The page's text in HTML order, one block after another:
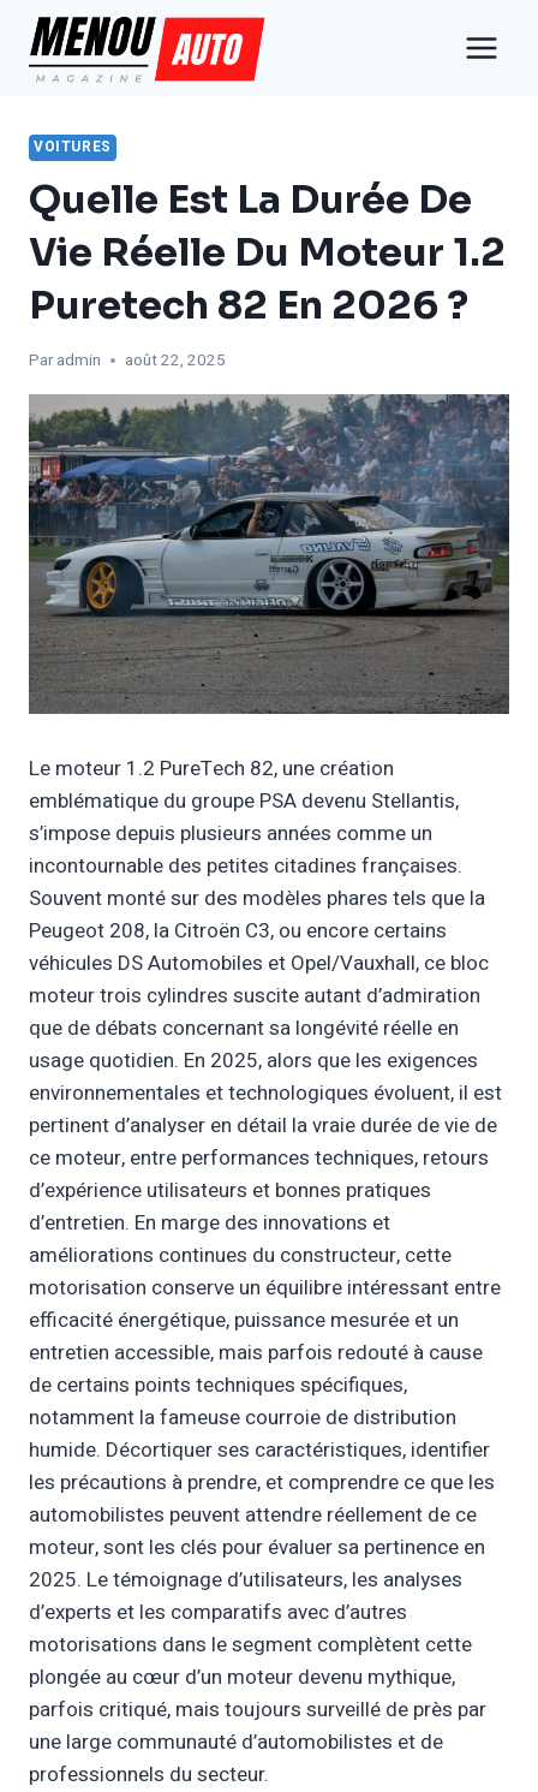
Aller
contenu
VOITURES
Quelle Est La Durée De
Vie Réelle Du Moteur 1.2
Puretech 82 En 2026 ?
Par admin août 22, 2025
Le moteur 1.2 PureTech 82, une création
emblématique du groupe PSA devenu Stellantis,
s’impose depuis plusieurs années comme un
incontournable des petites citadines françaises.
Souvent monté sur des modèles phares tels que la
Peugeot 208, la Citroën C3, ou encore certains
véhicules DS Automobiles et Opel/Vauxhall, ce bloc
moteur trois cylindres suscite autant d’admiration
que de débats concernant sa longévité réelle en
usage quotidien. En 2025, alors que les exigences
environnementales et technologiques évoluent, il est
pertinent d’analyser en détail la vraie durée de vie de
ce moteur, entre performances techniques, retours
d’expérience utilisateurs et bonnes pratiques
d’entretien. En marge des innovations et
améliorations continues du constructeur, cette
motorisation conserve un équilibre intéressant entre
efficacité énergétique, puissance mesurée et un
entretien accessible, mais parfois redouté à cause
de certains points techniques spécifiques,
notamment la fameuse courroie de distribution
humide. Décortiquer ses caractéristiques, identifier
les précautions à prendre, et comprendre ce que les
automobilistes peuvent attendre réellement de ce
moteur, sont les clés pour évaluer sa pertinence en
2025. Le témoignage d’utilisateurs, les analyses
d’experts et les comparatifs avec d’autres
motorisations dans le segment complètent cette
plongée au cœur d’un moteur devenu mythique,
parfois critiqué, mais toujours surveillé de près par
une large communauté d’automobilistes et de
professionnels du secteur.